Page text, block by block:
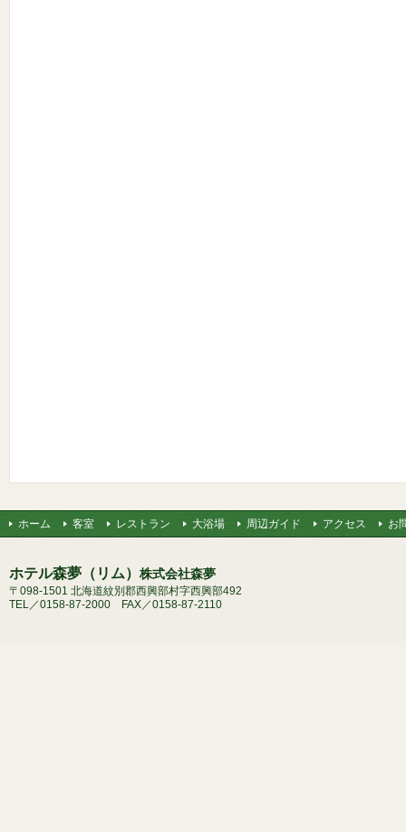
ホーム 客室 レストラン 大浴場 周辺ガイド アクセス お
ホテル森夢（リム） 株式会社森夢
〒098-1501 北海道紋別郡西興部村字西興部492
TEL／0158-87-2000 FAX／0158-87-2110